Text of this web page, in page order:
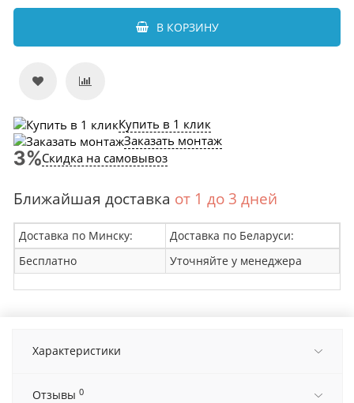
В КОРЗИНУ
Купить в 1 клик
Заказать монтаж
Скидка на самовывоз
Ближайшая доставка от 1 до 3 дней
Доставка по Минску:
Доставка по Беларуси:
Бесплатно
Уточняйте у менеджера
Характеристики
Отзывы 0